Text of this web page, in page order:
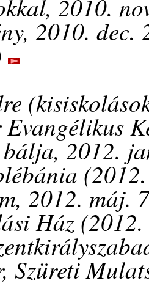
2010.
2010.
2012.
2012. máj.
Ház
Szüreti